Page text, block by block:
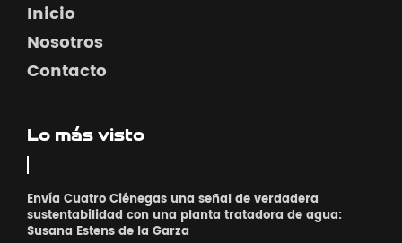
Inicio
Nosotros
Contacto
Lo más visto
Envía Cuatro Ciénegas una señal de verdadera
sustentabilidad con una planta tratadora de agua:
Susana Estens de la Garza